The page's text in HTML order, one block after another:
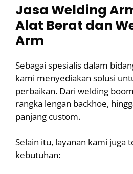
Jasa Welding
Alat Berat dan
Arm
Sebagai spesialis dalam
kami menyediakan solusi
perbaikan. Dari welding
rangka lengan backhoe,
panjang custom.
Selain itu, layanan kami juga
kebutuhan: